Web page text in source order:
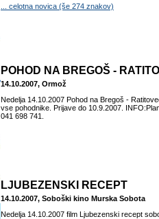
... celotna novica (še 274 znakov)
POHOD NA BREGOŠ -
14.10.2007, Ormož
Nedelja 14.10.2007 Pohod na Bregoš -
vse pohodnike. Prijave do 10.9.2007.
041 698 741.
LJUBEZENSKI RECEPT
14.10.2007, Soboški kino Murska Sobota
Nedelja 14.10.2007 film Ljubezenski recept